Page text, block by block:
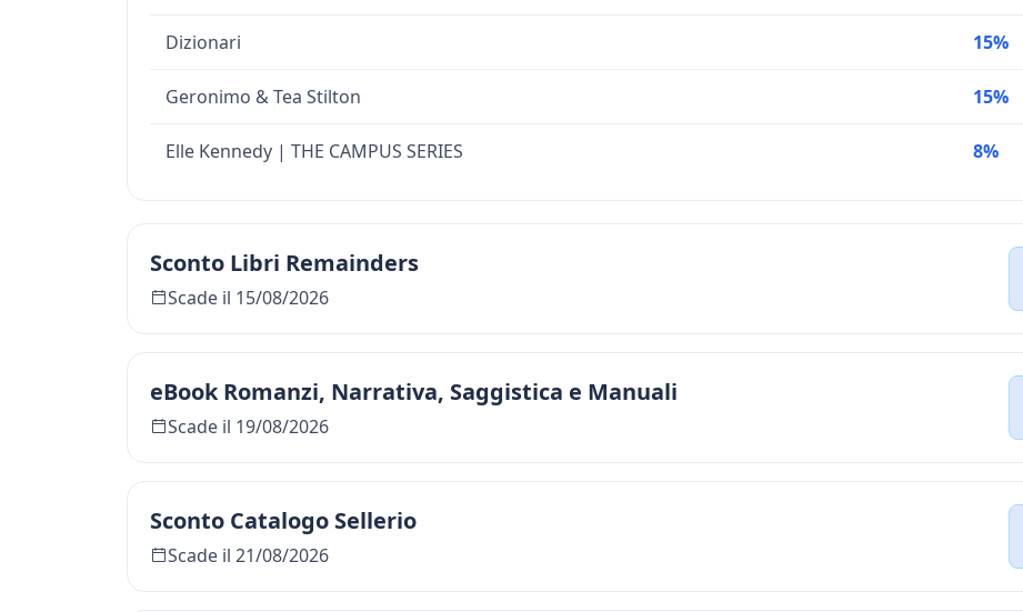
Dizionari 15%
Geronimo & Tea Stilton 15%
Elle Kennedy | THE CAMPUS SERIES 8%
Sconto Libri Remainders
Scade il 15/08/2026
eBook Romanzi, Narrativa, Saggistica e Manuali
Scade il 19/08/2026
Sconto Catalogo Sellerio
Scade il 21/08/2026